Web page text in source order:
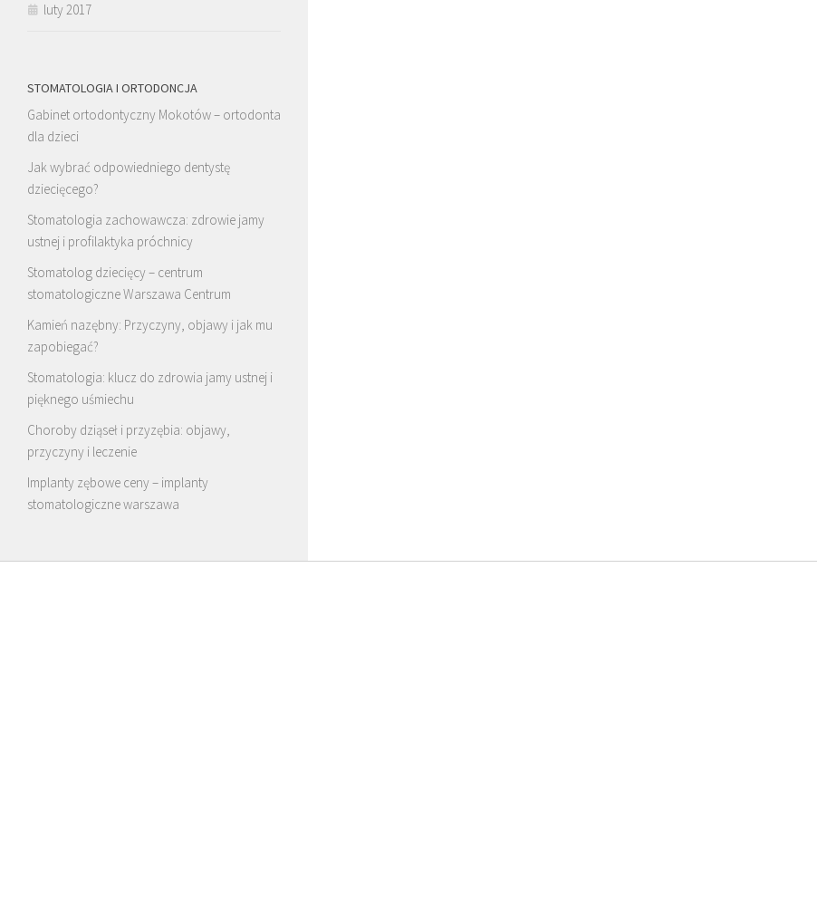
luty 2017
STOMATOLOGIA I ORTODONCJA
Gabinet ortodontyczny Mokotów – ortodonta
dla dzieci
Jak wybrać odpowiedniego dentystę
dziecięcego?
Stomatologia zachowawcza: zdrowie jamy
ustnej i profilaktyka próchnicy
Stomatolog dziecięcy – centrum
stomatologiczne Warszawa Centrum
Kamień nazębny: Przyczyny, objawy i jak mu
zapobiegać?
Stomatologia: klucz do zdrowia jamy ustnej i
pięknego uśmiechu
Choroby dziąseł i przyzębia: objawy,
przyczyny i leczenie
Implanty zębowe ceny – implanty
stomatologiczne warszawa